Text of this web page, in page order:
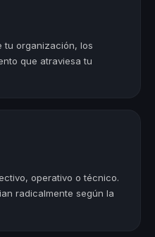
tu organización, los
que atraviesa tu
operativo o técnico.
radicalmente según la